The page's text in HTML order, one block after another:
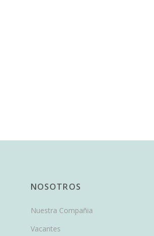
NOSOTROS
Nuestra Compañia
Vacantes